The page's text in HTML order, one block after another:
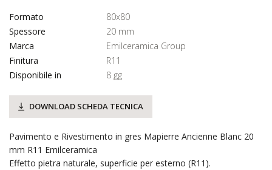
Formato
80x80
Spessore
20 mm
Marca
Emilceramica Group
Finitura
R11
Disponibile in
8 gg
DOWNLOAD SCHEDA TECNICA
Pavimento e Rivestimento in gres Mapierre Ancienne Blanc 20
mm R11 Emilceramica
Effetto pietra naturale, superficie per esterno (R11).